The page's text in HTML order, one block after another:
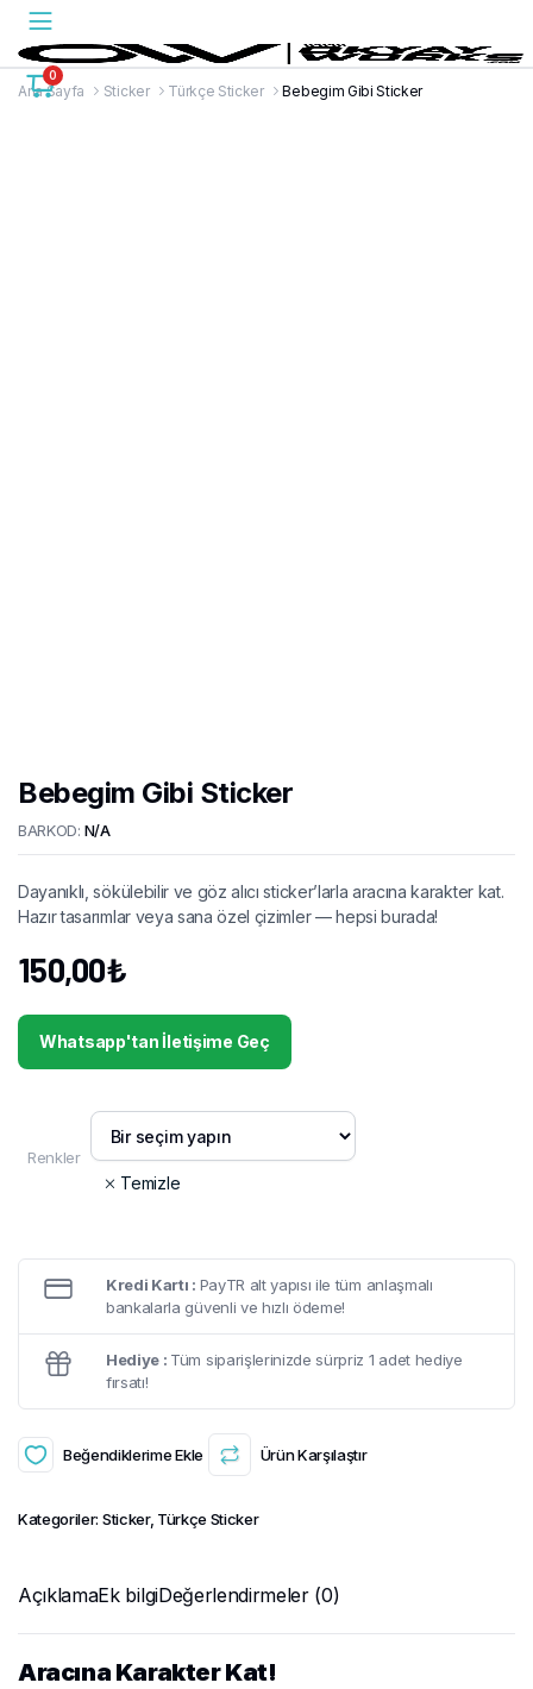
0
Ana Sayfa Sticker Türkçe Sticker Bebegim Gibi Sticker
Bebegim Gibi Sticker
BARKOD: N/A
Dayanıklı, sökülebilir ve göz alıcı sticker’larla aracına karakter kat.
Hazır tasarımlar veya sana özel çizimler — hepsi burada!
150,00₺
Whatsapp'tan İletişime Geç
Renkler
Temizle
Kredi Kartı : PayTR alt yapısı ile tüm anlaşmalı
bankalarla güvenli ve hızlı ödeme!
Hediye : Tüm siparişlerinizde sürpriz 1 adet hediye
fırsatı!
Beğendiklerime Ekle Ürün Karşılaştır
Kategoriler: Sticker, Türkçe Sticker
AçıklamaEk bilgiDeğerlendirmeler (0)
Aracına Karakter Kat!